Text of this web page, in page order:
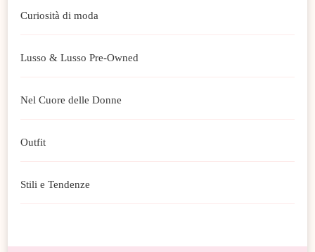
Curiosità di moda
Lusso & Lusso Pre-Owned
Nel Cuore delle Donne
Outfit
Stili e Tendenze